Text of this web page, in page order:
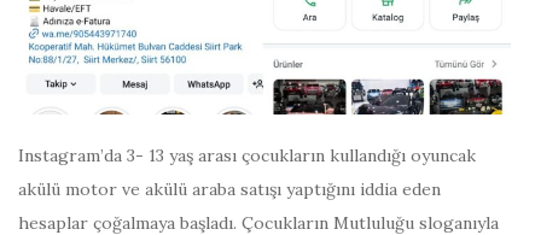
Instagram’da 3- 13 yaş arası çocukların kullandığı oyuncak
akülü motor ve akülü araba satışı yaptığını iddia eden
hesaplar çoğalmaya başladı. Çocukların Mutluluğu sloganıyla